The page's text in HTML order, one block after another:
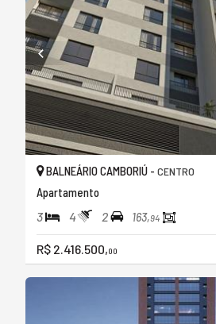
BALNEÁRIO CAMBORIÚ - CENTRO
Apartamento
3 4 2 163,94
R$ 2.416.500,00